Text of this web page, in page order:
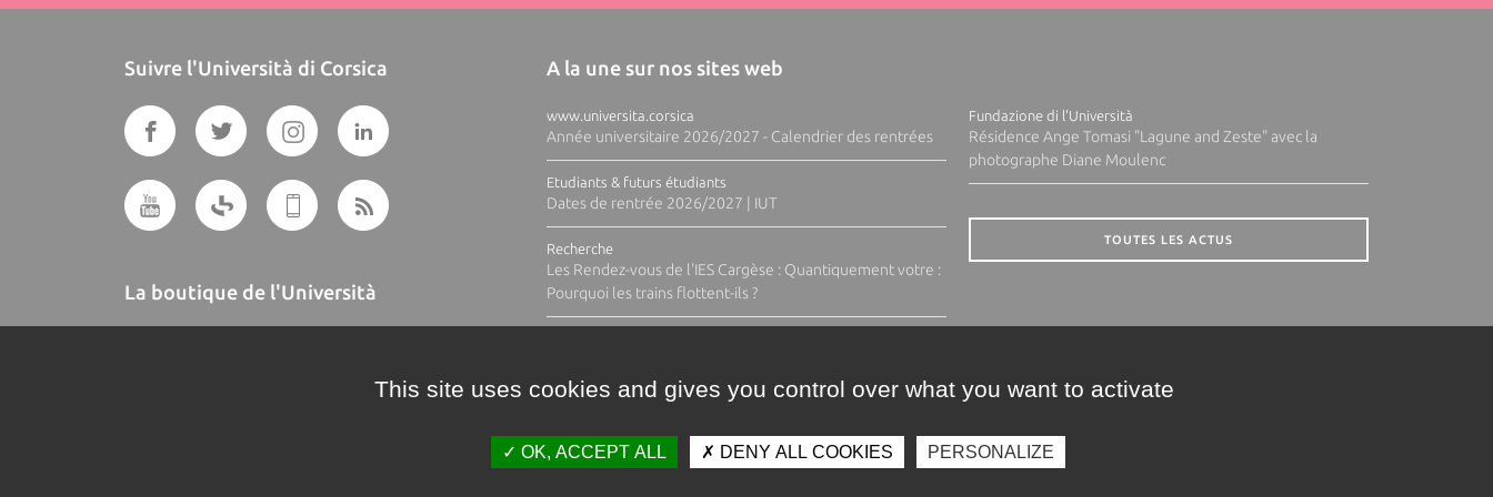
Suivre l'Università di Corsica
La boutique de l'Università
A la une sur nos sites web
www.universita.corsica
Année universitaire 2026/2027 - Calendrier des rentrées
Etudiants & futurs étudiants
Dates de rentrée 2026/2027 | IUT
Recherche
Les Rendez-vous de l'IES Cargèse : Quantiquement votre :
Pourquoi les trains flottent-ils ?
Fundazione di l'Università
Résidence Ange Tomasi "Lagune and Zeste" avec la
photographe Diane Moulenc
TOUTES LES ACTUS
This site uses cookies and gives you control over what you want to activate
OK, ACCEPT ALL DENY ALL COOKIES PERSONALIZE